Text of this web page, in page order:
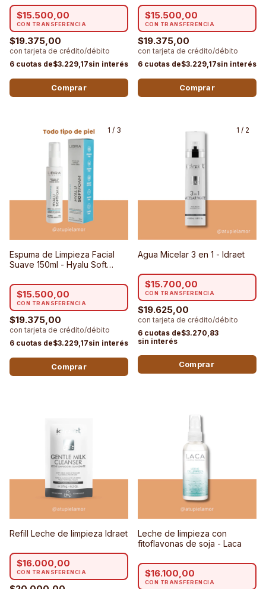
Cosmetica
$19.375,00
$3.229,17
$15.500,00
$19.375,00
$3.229,17
$15.500,00
1 / 3
Espuma de Limpieza Facial
Suave 150ml - Hyalu Soft
$19.375,00
$3.229,17
$15.500,00
1 / 2
Agua Micelar 3 en 1 - Idraet
$19.625,00
$3.270,83
$15.700,00
Refill Leche de limpieza Idraet
$16.000,00
Leche de limpieza con
fitoflavonas de soja - Laca
$16.100,00